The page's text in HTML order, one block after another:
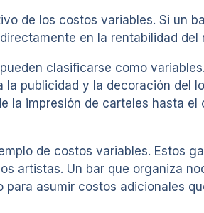
de los costos variables. Si un
en la rentabilidad del
clasificarse como
publicidad y la decoración del
la impresión de carteles hasta
de costos variables. Estos
artistas. Un bar que organiza
asumir costos adicionales